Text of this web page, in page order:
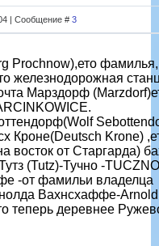
| Сообщение # 3
Prochnow),ето
железнодорожная
Марздорф
Кроне(Deutsch Krone)
восток от Старгарда)
(Tutz)-Тучно -TUCZNO
-от фамильи владелца
Вaхнсxаффе-Arnold
теперь деревнее